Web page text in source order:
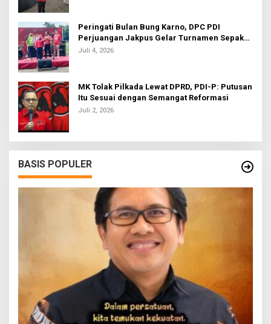
Peringati Bulan Bung Karno, DPC PDI
Perjuangan Jakpus Gelar Turnamen Sepak
Bola U-20
Juli 4, 2026
MK Tolak Pilkada Lewat DPRD, PDI-P: Putusan
Itu Sesuai dengan Semangat Reformasi
Juli 2, 2026
BASIS POPULER